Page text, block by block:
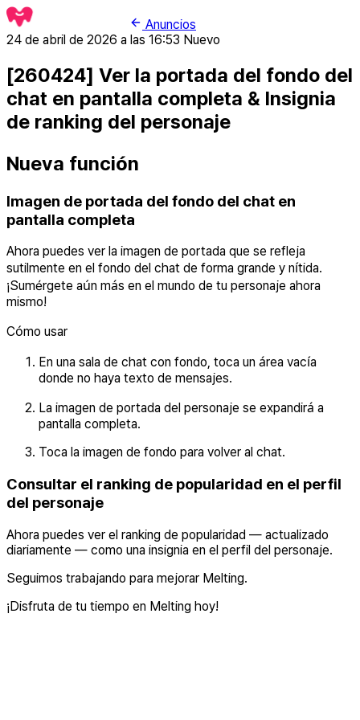
Anuncios
24 de abril de 2026 a las 16:53 Nuevo
[260424] Ver la portada del fondo del
chat en pantalla completa & Insignia
de ranking del personaje
Nueva función
Imagen de portada del fondo del chat en
pantalla completa
Ahora puedes ver la imagen de portada que se refleja
sutilmente en el fondo del chat de forma grande y nítida.
¡Sumérgete aún más en el mundo de tu personaje ahora
mismo!
Cómo usar
En una sala de chat con fondo, toca un área vacía
donde no haya texto de mensajes.
La imagen de portada del personaje se expandirá a
pantalla completa.
Toca la imagen de fondo para volver al chat.
Consultar el ranking de popularidad en el perfil
del personaje
Ahora puedes ver el ranking de popularidad — actualizado
diariamente — como una insignia en el perfil del personaje.
Seguimos trabajando para mejorar Melting.
¡Disfruta de tu tiempo en Melting hoy!